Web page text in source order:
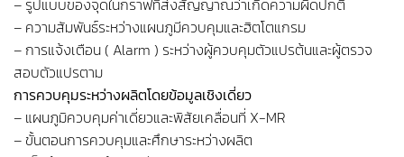
– ความสัมพันธ์ระหว่างแผนภูมีควบคุมและฮิตโตแกรม
– การแจ้งเตือน ( Alarm ) ระหว่างผู้ควบคุมตัวแปรต้นและผู้ตรวจ
สอบตัวแปรตาม
การควบคุมระหว่างผลิตโดยข้อมูลเชิงเดี่ยว
– แผนภูมิควบคุมค่าเดี่ยวและพิสัยเคลื่อนที่ X-MR
– ขั้นตอนการควบคุมและศึกษาระหว่างผลิต